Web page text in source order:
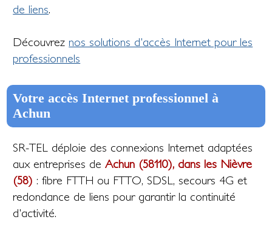
de liens.
Découvrez nos solutions d'accès Internet pour les
professionnels
Votre accès Internet professionnel à
Achun
SR-TEL déploie des connexions Internet adaptées
aux entreprises deAchun (58110), dans les Nièvre
(58) : fibre FTTH ou FTTO, SDSL, secours 4G et
redondance de liens pour garantir la continuité
d'activité.